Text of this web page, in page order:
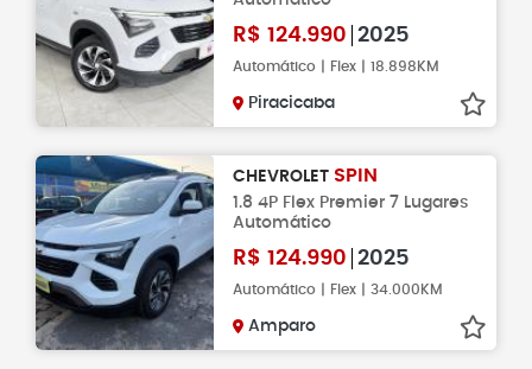
R$ 124.990 2025
Automático | Flex | 18.898KM
Piracicaba
CHEVROLET SPIN
1.8 4P Flex Premier 7 Lugares
Automático
R$ 124.990 2025
Automático | Flex | 34.000KM
Amparo